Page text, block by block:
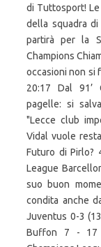
di Tuttosport!
della squadra
partirà per la
Champions
occasioni non si
20:17 Dal 91’
pagelle: si
"Lecce club
Vidal vuole
Futuro di Pirlo?
League
suo buon
condita anche
Juventus 0-3
Buffon 7 - 17